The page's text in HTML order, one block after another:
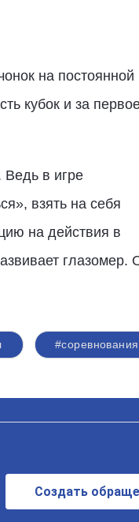
на постоянной
кубок и за
Ведь в игре
взять на себя
на действия в
глазомер.
#соревнования
Создать